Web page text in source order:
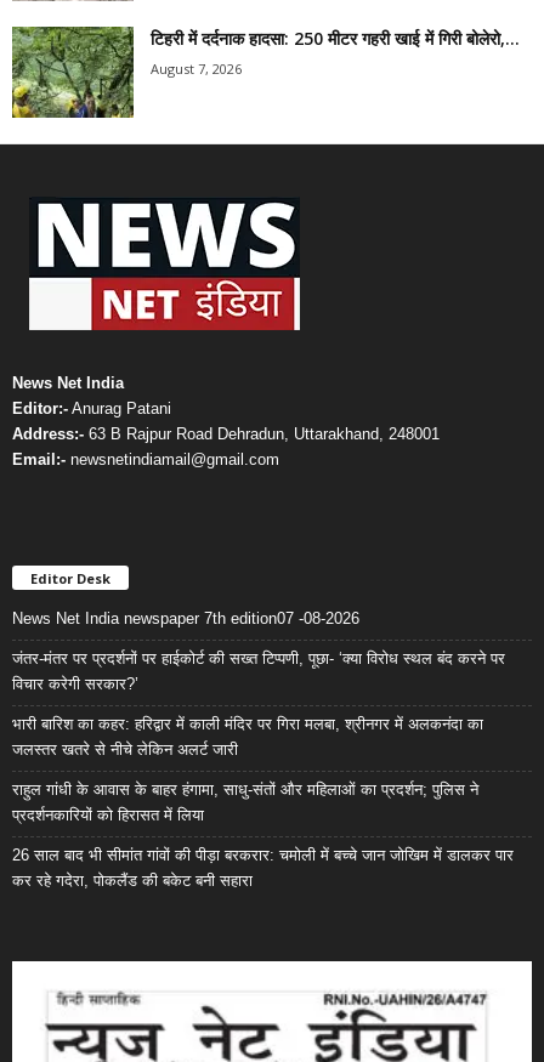
टिहरी में दर्दनाक हादसा: 250 मीटर गहरी खाई में गिरी बोलेरो,...
August 7, 2026
News Net India
Editor:- Anurag Patani
Address:- 63 B Rajpur Road Dehradun, Uttarakhand, 248001
Email:- newsnetindiamail@gmail.com
Editor Desk
News Net India newspaper 7th edition07 -08-2026
जंतर-मंतर पर प्रदर्शनों पर हाईकोर्ट की सख्त टिप्पणी, पूछा- ‘क्या विरोध स्थल बंद करने पर
विचार करेगी सरकार?’
भारी बारिश का कहर: हरिद्वार में काली मंदिर पर गिरा मलबा, श्रीनगर में अलकनंदा का
जलस्तर खतरे से नीचे लेकिन अलर्ट जारी
राहुल गांधी के आवास के बाहर हंगामा, साधु-संतों और महिलाओं का प्रदर्शन; पुलिस ने
प्रदर्शनकारियों को हिरासत में लिया
26 साल बाद भी सीमांत गांवों की पीड़ा बरकरार: चमोली में बच्चे जान जोखिम में डालकर पार
कर रहे गदेरा, पोकलैंड की बकेट बनी सहारा